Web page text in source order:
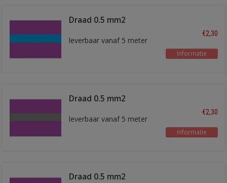
Draad 0.5 mm2
leverbaar vanaf 5 meter
€2,30
Informatie
Draad 0.5 mm2
leverbaar vanaf 5 meter
€2,30
Informatie
Draad 0.5 mm2